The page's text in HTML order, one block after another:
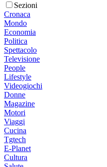
Sezioni
Cronaca
Mondo
Economia
Politica
Spettacolo
Televisione
People
Lifestyle
Videogiochi
Donne
Magazine
Motori
Viaggi
Cucina
Tgtech
E-Planet
Cultura